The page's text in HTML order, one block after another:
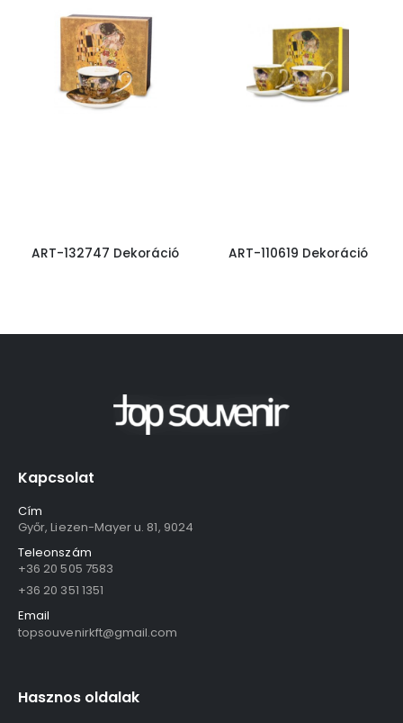
ART-132747 Dekoráció ART-110619 Dekoráció
Kapcsolat
Cím
Győr, Liezen-Mayer u. 81, 9024
Teleonszám
+36 20 505 7583
+36 20 351 1351
Email
topsouvenirkft@gmail.com
Hasznos oldalak